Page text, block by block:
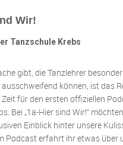
Wir!
Tanzschule Krebs
gibt, die Tanzlehrer
können, ist das
Zeit für den ersten offiziellen
Bei „1a-Hier sind Wir!“
Einblick hinter unsere
Podcast erfahrt ihr etwas über